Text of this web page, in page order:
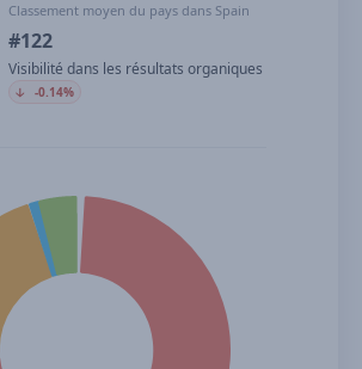
Classement moyen du pays dans Spain
#122
Visibilité dans les résultats organiques
🡣 -0.14%